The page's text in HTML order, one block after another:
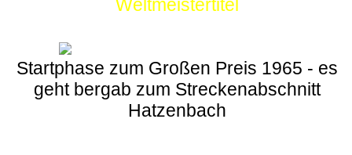
Weltmeistertitel
Startphase zum Großen Preis 1965 - es
geht bergab zum Streckenabschnitt
Hatzenbach